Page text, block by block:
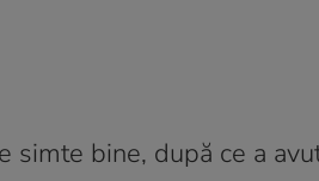
simte bine, după ce a